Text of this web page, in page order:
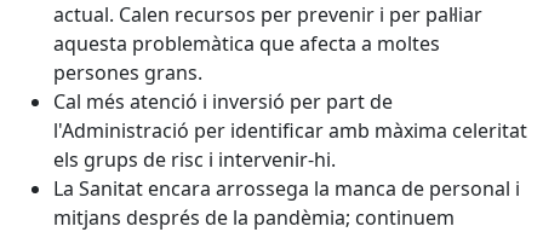
actual. Calen recursos per prevenir i per pal·liar
aquesta problemàtica que afecta a moltes
persones grans.
Cal més atenció i inversió per part de
l'Administració per identificar amb màxima celeritat
els grups de risc i intervenir-hi.
La Sanitat encara arrossega la manca de personal i
mitjans després de la pandèmia; continuem